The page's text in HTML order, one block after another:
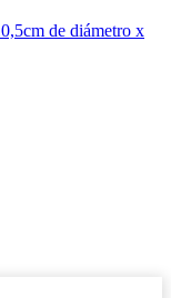
de diámetro x